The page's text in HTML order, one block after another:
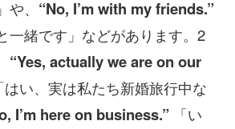
、 “No, I’m with my friends.”
一緒です」などがあります。2
“Yes, actually we are on our
はい、実は私たち新婚旅行中な
I’m here on business.”
「い